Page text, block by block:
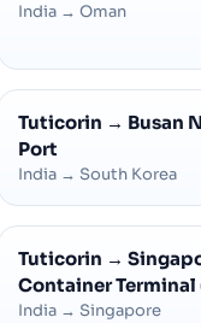
India → Oman
Tuticorin → Busan
Port
India → South Korea
Tuticorin →
Container Terminal
India → Singapore